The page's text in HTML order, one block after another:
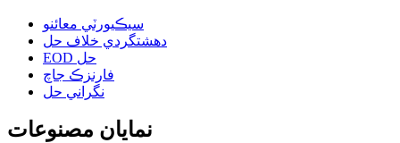
سيڪيورٽي معائنو
دهشتگردي خلاف حل
EOD حل
فارنزڪ جاچ
نگراني حل
نمايان مصنوعات